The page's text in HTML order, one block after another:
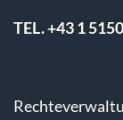
TEL. +43 1